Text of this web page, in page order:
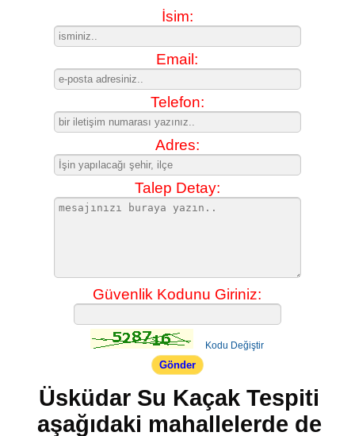
İsim:
Email:
Telefon:
Adres:
Talep Detay:
Güvenlik Kodunu Giriniz:
Kodu Değiştir
Üsküdar Su Kaçak Tespiti
aşağıdaki mahallelerde de